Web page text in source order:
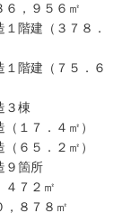
６㎡
階建（３７８．
建（７５．６
．４㎡）
２㎡）
所
㎡
８㎡